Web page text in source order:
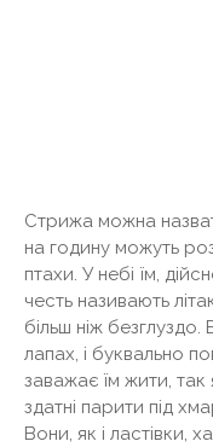
Стрижа можна
на годину можуть
птахи. У небі їм,
честь називають
більш ніж
лапах, і буквально
заважає їм жити,
здатні парити під
Вони, як і ластівки,